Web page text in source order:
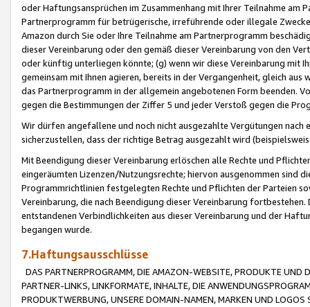
oder Haftungsansprüchen im Zusammenhang mit Ihrer Teilnahme am
Partnerprogramm für betrügerische, irreführende oder illegale
Amazon durch Sie oder Ihre Teilnahme am Partnerprogramm
dieser Vereinbarung oder den gemäß dieser Vereinbarung von den
oder künftig unterliegen könnte; (g) wenn wir diese Vereinbarung mit
gemeinsam mit Ihnen agieren, bereits in der Vergangenheit, gleich
das Partnerprogramm in der allgemein angebotenen Form beenden.
gegen die Bestimmungen der Ziffer 5 und jeder Verstoß gegen die
Wir dürfen angefallene und noch nicht ausgezahlte Vergütungen
sicherzustellen, dass der richtige Betrag ausgezahlt wird
Mit Beendigung dieser Vereinbarung erlöschen alle Rechte und
eingeräumten Lizenzen/Nutzungsrechte; hiervon ausgenommen sind
Programmrichtlinien festgelegten Rechte und Pflichten der Parteien
Vereinbarung, die nach Beendigung dieser Vereinbarung
entstandenen Verbindlichkeiten aus dieser Vereinbarung und der
begangen wurde.
7.Haftungsausschlüsse
DAS PARTNERPROGRAMM, DIE AMAZON-WEBSITE, PRODUKTE UND
PARTNER-LINKS, LINKFORMATE, INHALTE, DIE
PRODUKTWERBUNG, UNSERE DOMAIN-NAMEN, MARKEN UND